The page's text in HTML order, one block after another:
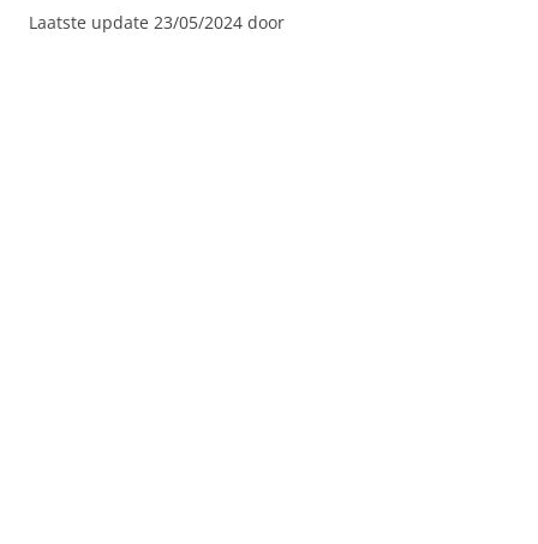
Laatste update 23/05/2024 door